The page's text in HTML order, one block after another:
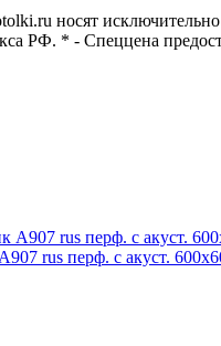
носят
РФ. * - Спеццена
rus перф. с акуст.